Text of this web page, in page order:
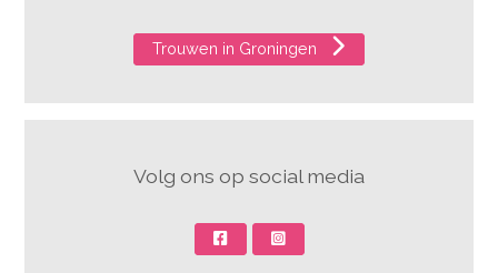
Trouwen in Groningen
Volg ons op social media